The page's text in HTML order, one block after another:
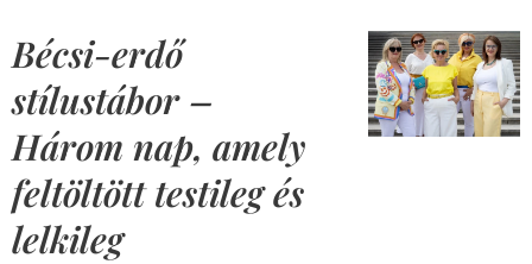
Bécsi-erdő
stílustábor –
Három nap, amely
feltöltött testileg és
lelkileg